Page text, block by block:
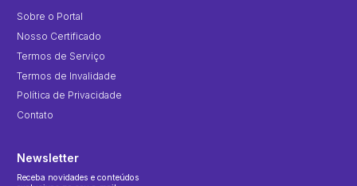
Sobre o Portal
Nosso Certificado
Termos de Serviço
Termos de Invalidade
Política de Privacidade
Contato
Newsletter
Receba novidades e conteúdos